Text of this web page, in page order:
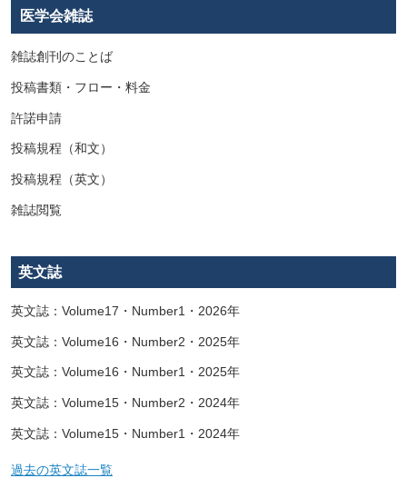
医学会雑誌
雑誌創刊のことば
投稿書類・フロー・料金
許諾申請
投稿規程（和文）
投稿規程（英文）
雑誌閲覧
英文誌
英文誌：Volume17・Number1・2026年
英文誌：Volume16・Number2・2025年
英文誌：Volume16・Number1・2025年
英文誌：Volume15・Number2・2024年
英文誌：Volume15・Number1・2024年
過去の英文誌一覧